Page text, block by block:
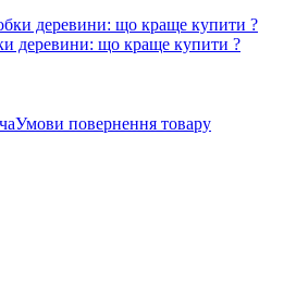
деревини: що краще купити ?
Умови повернення товару